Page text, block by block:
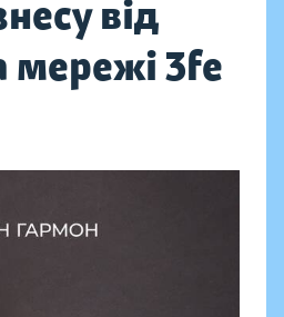
від
мережі 3fe